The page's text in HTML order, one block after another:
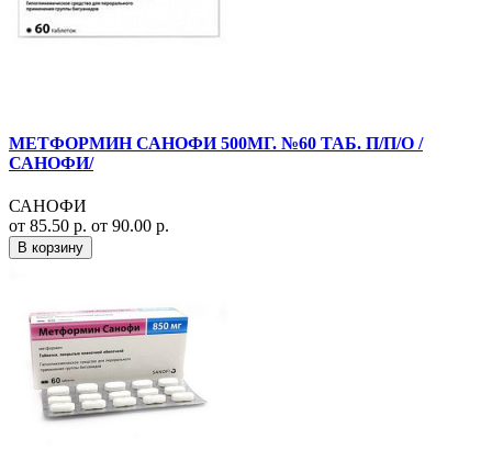
МЕТФОРМИН САНОФИ 500МГ. №60 ТАБ. П/П/О /
САНОФИ/
САНОФИ
от 85.50 р. от 90.00 р.
В корзину